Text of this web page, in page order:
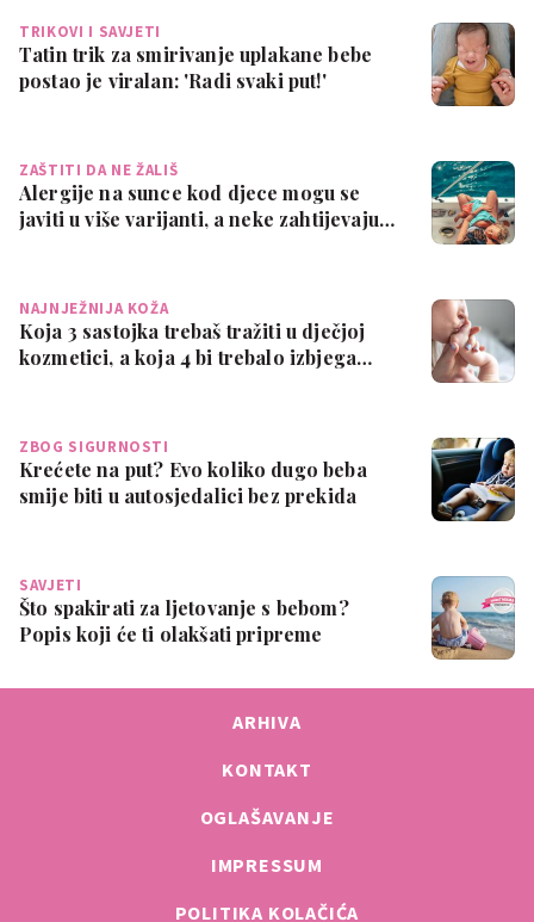
TRIKOVI I SAVJETI
Tatin trik za smirivanje uplakane bebe
postao je viralan: 'Radi svaki put!'
ZAŠTITI DA NE ŽALIŠ
Alergije na sunce kod djece mogu se
javiti u više varijanti, a neke zahtijevaju…
NAJNJEŽNIJA KOŽA
Koja 3 sastojka trebaš tražiti u dječjoj
kozmetici, a koja 4 bi trebalo izbjega…
ZBOG SIGURNOSTI
Krećete na put? Evo koliko dugo beba
smije biti u autosjedalici bez prekida
SAVJETI
Što spakirati za ljetovanje s bebom?
Popis koji će ti olakšati pripreme
ARHIVA
KONTAKT
OGLAŠAVANJE
IMPRESSUM
POLITIKA KOLAČIĆA